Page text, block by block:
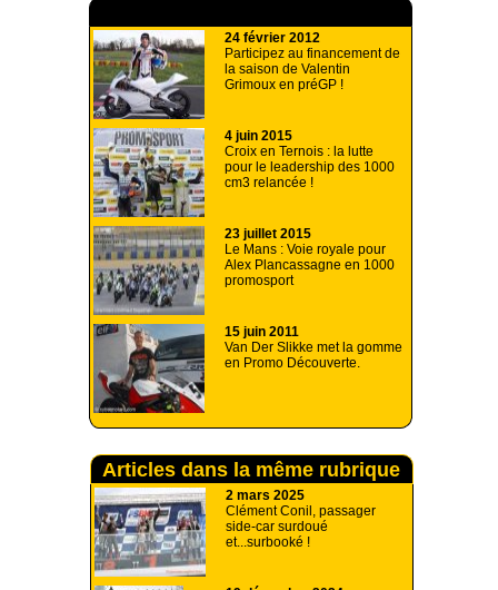
24 février 2012
Participez au financement de
la saison de Valentin
Grimoux en préGP !
4 juin 2015
Croix en Ternois : la lutte
pour le leadership des 1000
cm3 relancée !
23 juillet 2015
Le Mans : Voie royale pour
Alex Plancassagne en 1000
promosport
15 juin 2011
Van Der Slikke met la gomme
en Promo Découverte.
Articles dans la même rubrique
2 mars 2025
Clément Conil, passager
side-car surdoué
et...surbooké !